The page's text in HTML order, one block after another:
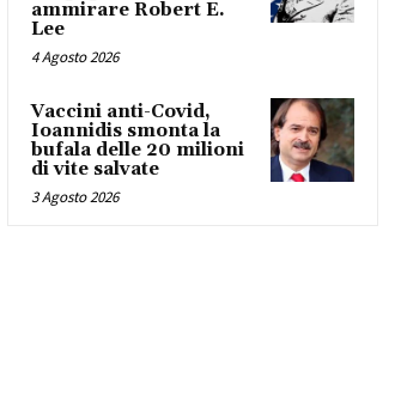
ammirare Robert E.
Lee
4 Agosto 2026
Vaccini anti-Covid,
Ioannidis smonta la
bufala delle 20 milioni
di vite salvate
3 Agosto 2026